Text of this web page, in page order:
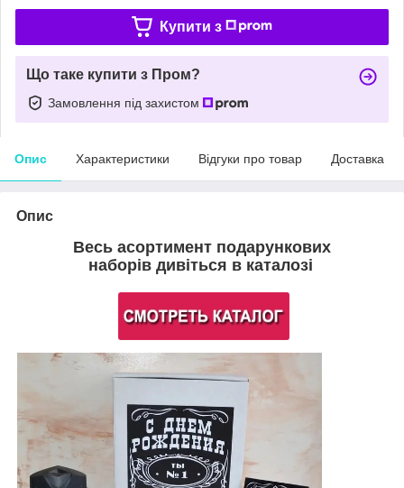
Купити з
Що таке купити з Пром?
Замовлення під захистом
Опис Характеристики Відгуки про товар Доставка
Опис
Весь асортимент подарункових
наборів дивіться в каталозі